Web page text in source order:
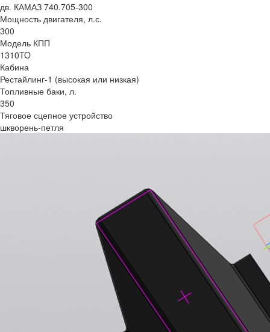
дв. КАМАЗ 740.705-300
Мощность двигателя, л.с.
300
Модель КПП
1310TO
Кабина
Рестайлинг-1 (высокая или низкая)
Топливные баки, л.
350
Тяговое сцепное устройство
шкворень-петля